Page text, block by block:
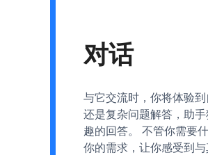
对话
与它交流时，你将体验
还是复杂问题解答，助
趣的回答。 不管你需要
你的需求，让你感受到与